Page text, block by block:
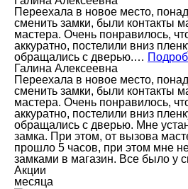
Переехала в новое место,
сменить замки, были контакты
мастера. Очень понравилось,
аккуратно, постелили вниз
обращались с дверью.…
Галина Алексеевна
Переехала в новое место,
сменить замки, были контакты
мастера. Очень понравилось,
аккуратно, постелили вниз
обращались с дверью. Мне
замка. При этом, от вызова
прошло 5 часов, при этом мне
замками в магазин. Все было у
Акции
месяца